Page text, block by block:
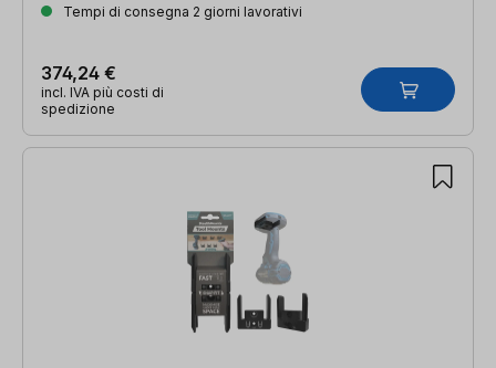
Tempi di consegna 2 giorni lavorativi
374,24 €
incl. IVA più costi di
spedizione